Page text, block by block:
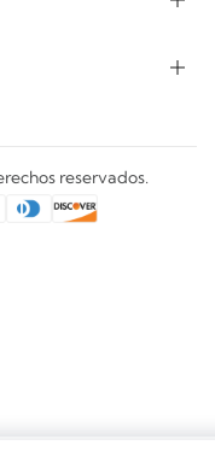
reservados.